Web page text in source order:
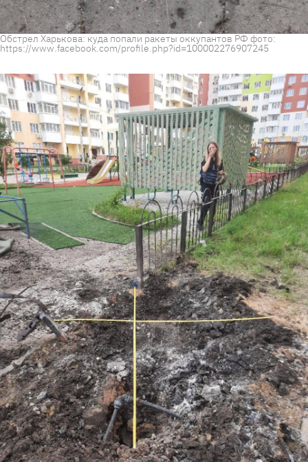
Обстрел Харькова: куда попали ракеты оккупантов РФ фото:
https://www.facebook.com/profile.php?id=100002276907245